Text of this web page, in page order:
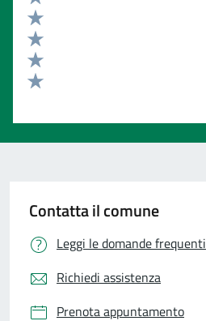
Valuta 5 stelle su 5
Valuta 4 stelle su 5
Valuta 3 stelle su 5
Valuta 2 stelle su 5
Contatta il comune
Leggi le domande frequenti
Richiedi assistenza
Prenota appuntamento